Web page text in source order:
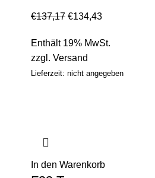
€137,17 €134,43
Enthält 19% MwSt.
zzgl. Versand
Lieferzeit: nicht angegeben
In den Warenkorb